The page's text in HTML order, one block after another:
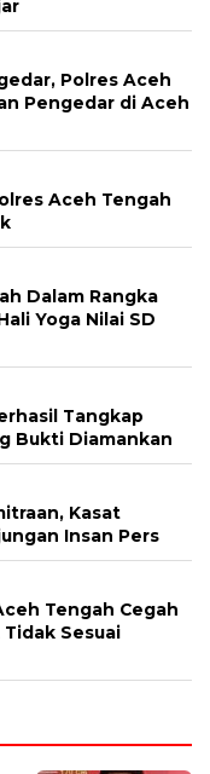
Polres Aceh
Pengedar di Aceh
Aceh Tengah
Dalam Rangka
Yoga Nilai SD
Tangkap
Bukti Diamankan
Kasat
Insan Pers
Tengah Cegah
Sesuai